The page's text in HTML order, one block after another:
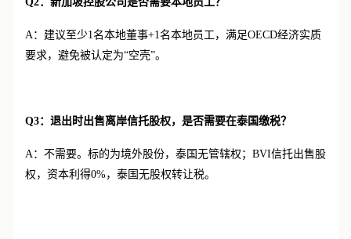
A：建议至少1名本地董事+1名本地员工，满足OECD经济实质
要求，避免被认定为“空壳”。
Q3：退出时出售离岸信托股权，是否需要在泰国缴税？
A：不需要。标的为境外股份，泰国无管辖权；BVI信托出售股
权，资本利得0%，泰国无股权转让税。